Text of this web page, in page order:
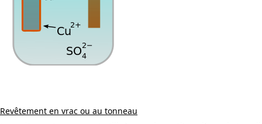
Revêtement en vrac ou au tonneau